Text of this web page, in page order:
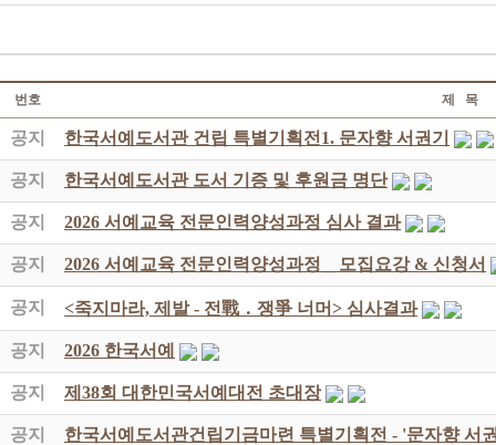
번호 제 목
공지 한국서예도서관 건립 특별기획전1. 문자향 서권기
공지 한국서예도서관 도서 기증 및 후원금 명단
공지 2026 서예교육 전문인력양성과정 심사 결과
공지 2026 서예교육 전문인력양성과정 _ 모집요강 & 신청서
공지 <죽지마라, 제발 - 전戰 ․ 쟁爭 너머> 심사결과
공지 2026 한국서예
공지 제38회 대한민국서예대전 초대장
공지 한국서예도서관건립기금마련 특별기획전 - '문자향 서